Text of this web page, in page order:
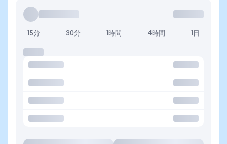
15分 30分 1時間 4時間 1日